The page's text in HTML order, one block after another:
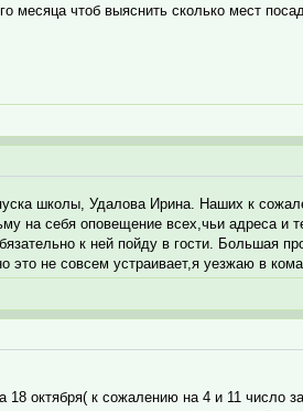
месяца чтоб выяснить сколько мест
школы, Удалова Ирина. Наших к
на себя оповещение всех,чьи адреса
к ней пойду в гости. Большая
не совсем устраивает,я уезжаю в
18 октября( к сожалению на 4 и 11 число